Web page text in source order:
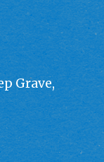
Grave,